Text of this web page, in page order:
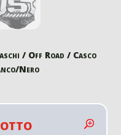
/ Off Road / Casco
Nero